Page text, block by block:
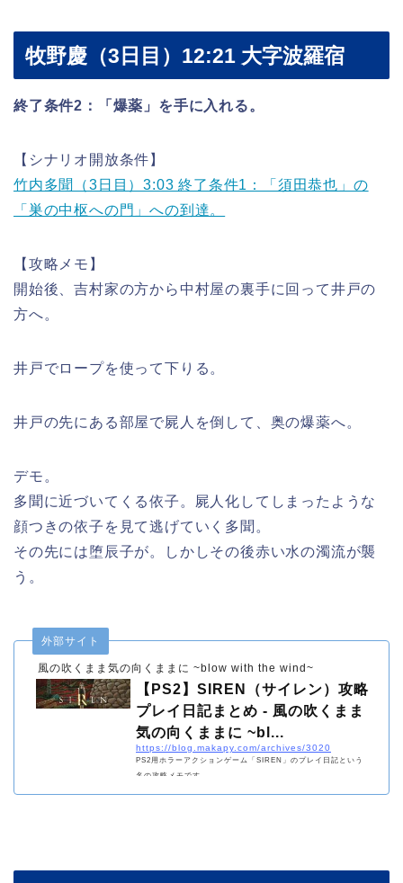
牧野慶（3日目）12:21 大字波羅宿
終了条件2：「爆薬」を手に入れる。
【シナリオ開放条件】
竹内多聞（3日目）3:03 終了条件1：「須田恭也」の
「巣の中枢への門」への到達。
【攻略メモ】
開始後、吉村家の方から中村屋の裏手に回って井戸の
方へ。
井戸でロープを使って下りる。
井戸の先にある部屋で屍人を倒して、奥の爆薬へ。
デモ。
多聞に近づいてくる依子。屍人化してしまったような
顔つきの依子を見て逃げていく多聞。
その先には堕辰子が。しかしその後赤い水の濁流が襲
う。
風の吹くまま気の向くままに ~blow with the wind~
外部サイト
【PS2】SIREN（サイレン）攻略
プレイ日記まとめ - 風の吹くまま
気の向くままに ~bl...
https://blog.makapy.com/archives/3020
PS2用ホラーアクションゲーム「SIREN」のプレイ日記という
名の攻略メモです。